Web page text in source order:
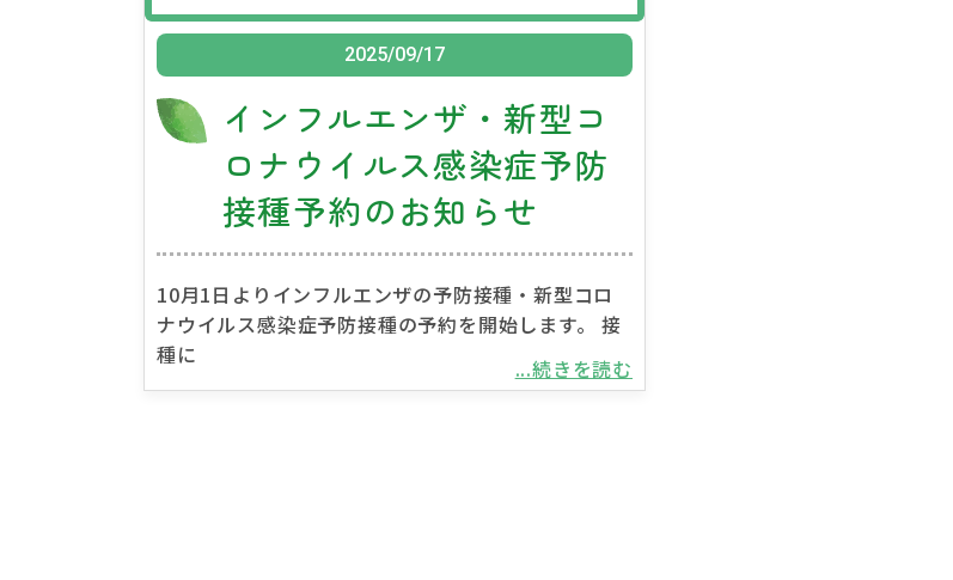
2025/09/17
インフルエンザ・新型コ
ロナウイルス感染症予防
接種予約のお知らせ
10月1日よりインフルエンザの予防接種・新型コロ
ナウイルス感染症予防接種の予約を開始します。 接
種に
...続きを読む